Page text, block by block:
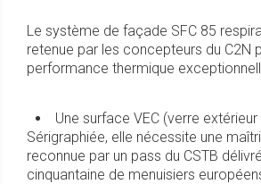
Le système de façade SFC 85
retenue par les concepteurs du C2N
performance thermique
Une surface VEC (verre
Sérigraphiée, elle nécessite une
reconnue par un pass du CSTB
cinquantaine de menuisiers